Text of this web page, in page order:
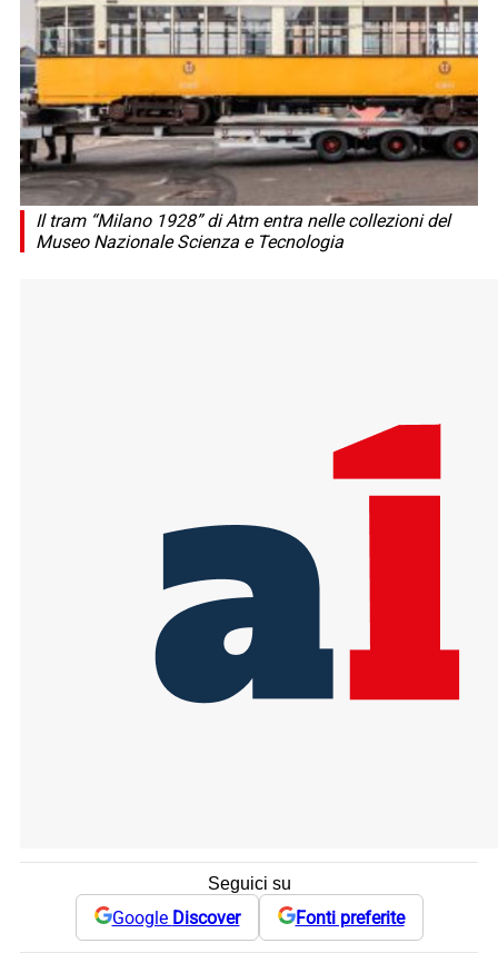
Il tram “Milano 1928” di Atm entra nelle collezioni del
Museo Nazionale Scienza e Tecnologia
Seguici su
Google Discover Fonti preferite